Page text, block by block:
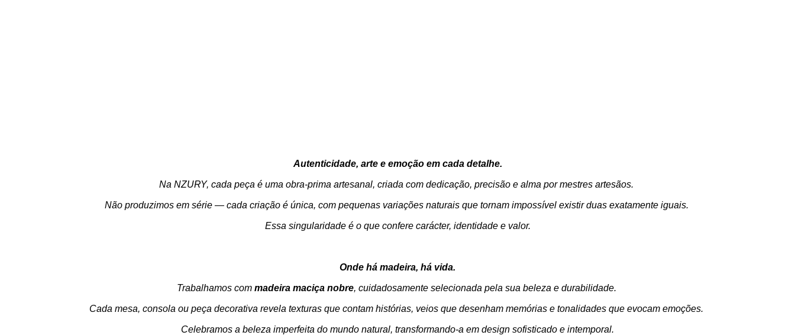
Autenticidade, arte e emoção em cada detalhe.
Na NZURY, cada peça é uma obra-prima artesanal, criada com dedicação, precisão e alma por mestres artesãos.
Não produzimos em série — cada criação é única, com pequenas variações naturais que tornam impossível existir duas exatamente iguais.
Essa singularidade é o que confere carácter, identidade e valor.
Onde há madeira, há vida.
Trabalhamos com madeira maciça nobre, cuidadosamente selecionada pela sua beleza e durabilidade.
Cada mesa, consola ou peça decorativa revela texturas que contam histórias, veios que desenham memórias e tonalidades que evocam emoções.
Celebramos a beleza imperfeita do mundo natural, transformando-a em design sofisticado e intemporal.